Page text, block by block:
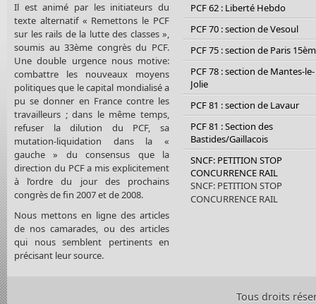
Il est animé par les initiateurs du
texte alternatif « Remettons le PCF
sur les rails de la lutte des classes »,
soumis au 33ème congrès du PCF.
Une double urgence nous motive:
combattre les nouveaux moyens
politiques que le capital mondialisé a
pu se donner en France contre les
travailleurs ; dans le même temps,
refuser la dilution du PCF, sa
mutation-liquidation dans la «
gauche » du consensus que la
direction du PCF a mis explicitement
à l’ordre du jour des prochains
congrès de fin 2007 et de 2008.
Nous mettons en ligne des articles
de nos camarades, ou des articles
qui nous semblent pertinents en
précisant leur source.
PCF 62 : Liberté Hebdo
PCF 70 : section de Vesoul
PCF 75 : section de Paris
PCF 78 : section de Mantes-le-
Jolie
PCF 81 : section de Lavaur
PCF 81 : Section des
Bastides/Gaillacois
SNCF: PETITION STOP
CONCURRENCE RAIL
SNCF: PETITION STOP
CONCURRENCE RAIL
Tous droits